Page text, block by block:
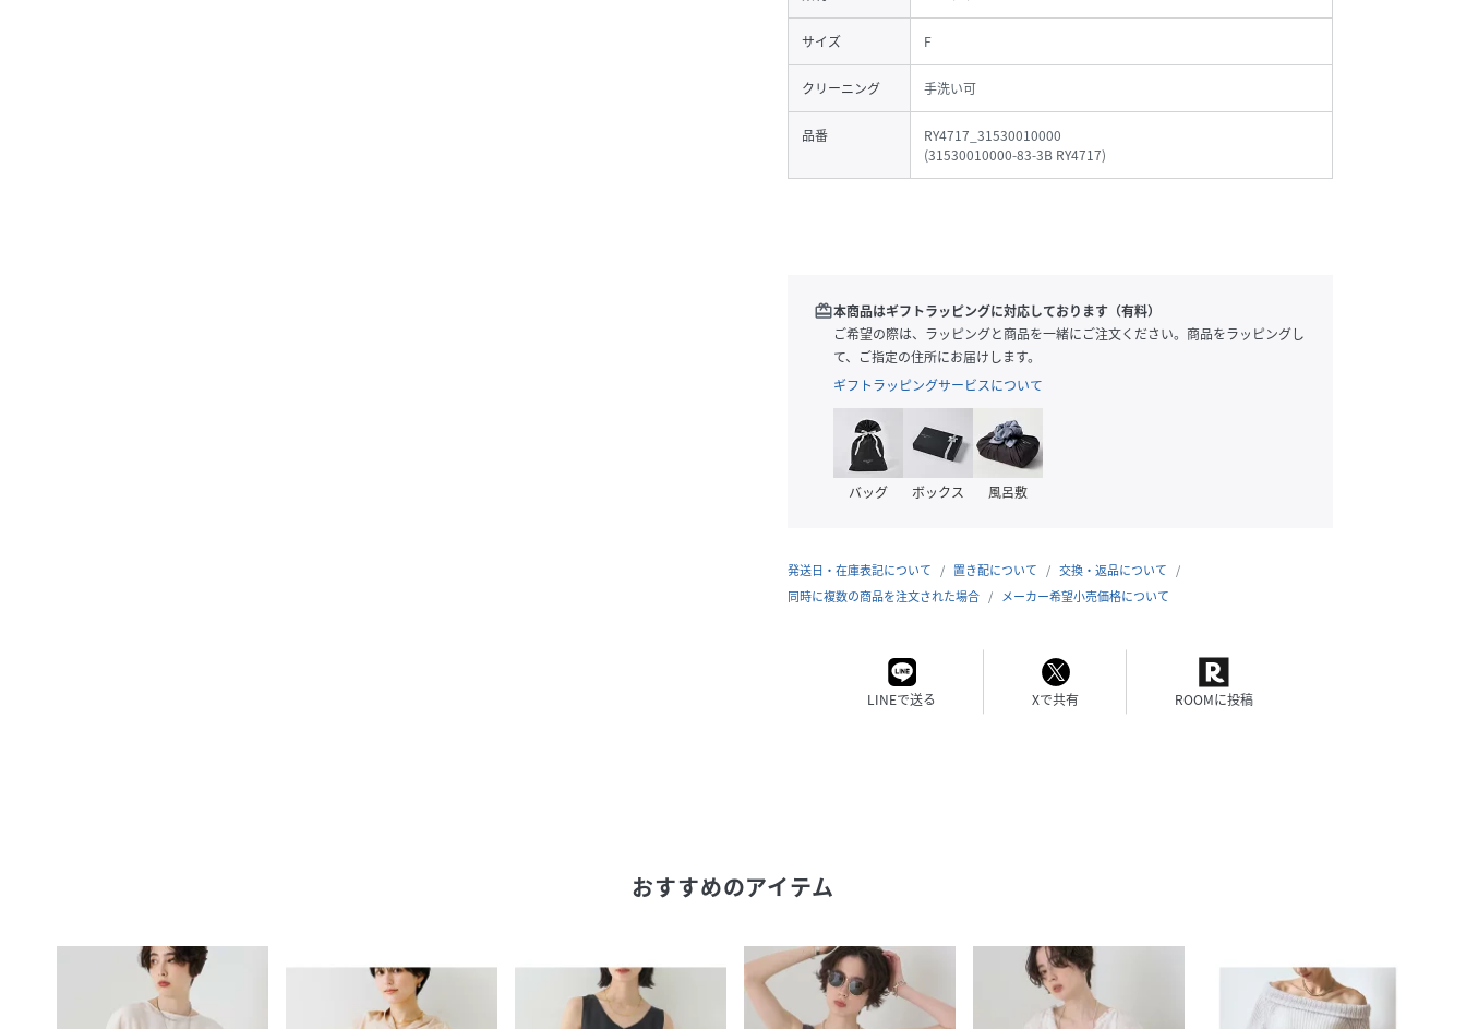
サイズ F
クリーニング 手洗い可
品番
RY4717_31530010000
(31530010000-83-3B RY4717)
redeem本商品はギフトラッピングに対応しております（有料）
ご希望の際は、ラッピングと商品を一緒にご注文ください。商品をラッピングし
て、ご指定の住所にお届けします。
ギフトラッピングサービスについて
バッグ ボックス 風呂敷
発送日・在庫表記について 置き配について
交換・返品について
同時に複数の商品を注文された場合
メーカー希望小売価格について
LINEで送る Xで共有 ROOMに投稿
おすすめのアイテム